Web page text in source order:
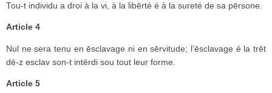
Tou-t individu a droi à la vi, à la libērté é à la sureté de sa pērsone.
Article 4
Nul ne sera tenu en ēsclavage ni en sērvitude; l’ēsclavage é la trēt
dē-z esclav son-t intērdi sou tout leur forme.
Article 5